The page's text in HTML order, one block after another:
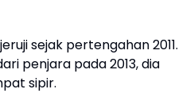
sejak pertengahan 2011.
penjara pada 2013, dia
sipir.